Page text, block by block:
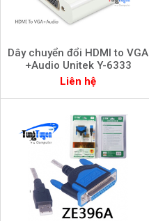
Dây chuyển đổi HDMI to VGA
+Audio Unitek Y-6333
Liên hệ